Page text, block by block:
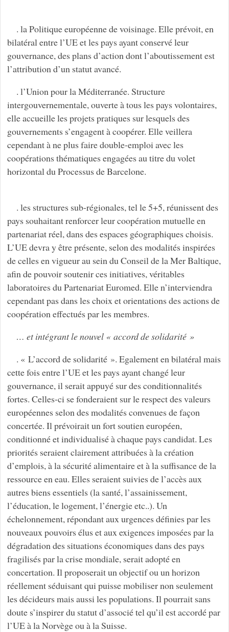
. la Politique européenne de voisinage. Elle prévoit, en
bilatéral entre l’UE et les pays ayant conservé leur
gouvernance, des plans d’action dont l’aboutissement est
l’attribution d’un statut avancé.
. l’Union pour la Méditerranée. Structure
intergouvernementale, ouverte à tous les pays volontaires,
elle accueille les projets pratiques sur lesquels des
gouvernements s’engagent à coopérer. Elle veillera
cependant à ne plus faire double-emploi avec les
coopérations thématiques engagées au titre du volet
horizontal du Processus de Barcelone.
. les structures sub-régionales, tel le 5+5, réunissent des
pays souhaitant renforcer leur coopération mutuelle en
partenariat réel, dans des espaces géographiques choisis.
L’UE devra y être présente, selon des modalités inspirées
de celles en vigueur au sein du Conseil de la Mer Baltique,
afin de pouvoir soutenir ces initiatives, véritables
laboratoires du Partenariat Euromed. Elle n’interviendra
cependant pas dans les choix et orientations des actions de
coopération effectués par les membres.
… et intégrant le nouvel « accord de solidarité »
. « L’accord de solidarité ». Egalement en bilatéral mais
cette fois entre l’UE et les pays ayant changé leur
gouvernance, il serait appuyé sur des conditionnalités
fortes. Celles-ci se fonderaient sur le respect des valeurs
européennes selon des modalités convenues de façon
concertée. Il prévoirait un fort soutien européen,
conditionné et individualisé à chaque pays candidat. Les
priorités seraient clairement attribuées à la création
d’emplois, à la sécurité alimentaire et à la suffisance de la
ressource en eau. Elles seraient suivies de l’accès aux
autres biens essentiels (la santé, l’assainissement,
l’éducation, le logement, l’énergie etc..). Un
échelonnement, répondant aux urgences définies par les
nouveaux pouvoirs élus et aux exigences imposées par la
dégradation des situations économiques dans des pays
fragilisés par la crise mondiale, serait adopté en
concertation. Il proposerait un objectif ou un horizon
réellement séduisant qui puisse mobiliser non seulement
les décideurs mais aussi les populations. Il pourrait sans
doute s’inspirer du statut d’associé tel qu’il est accordé par
l’UE à la Norvège ou à la Suisse.